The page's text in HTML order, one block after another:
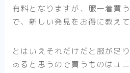
有料となりますが、服一着買
で、新しい発見をお得に教えて
とはいえそれだけだと服が足
あると思うので買うものはユ